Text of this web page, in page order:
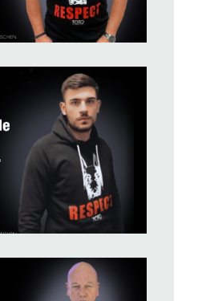
ANZEIGEN